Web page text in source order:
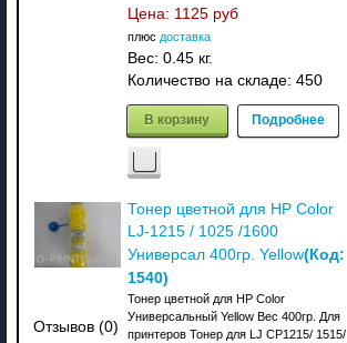
Цена: 1125 руб
плюс доставка
Вес: 0.45 кг.
Количество на складе: 450
В корзину Подробнее
Отзывов (0)
Тонер цветной для HP Color
LJ-1215 / 1025 /1600
Универсал 400гр. Yellow(Код:
1540)
Тонер цветной для HP Color
Универсальный Yellow Вес 400гр. Для
принтеров Тонер для LJ CP1215/ 1515/